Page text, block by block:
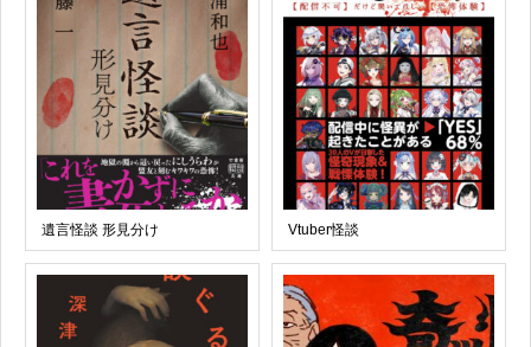
遺言怪談 形見分け Vtuber怪談